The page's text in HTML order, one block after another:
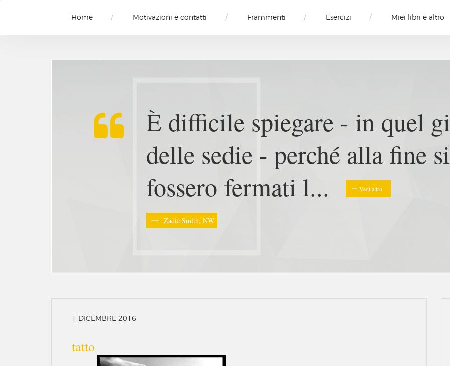
Home Motivazioni e contatti Frammenti Esercizi Miei libri e altro
Ogni disordine è disordine
controllato, trapunto d'intervalli
riservati alla vendita di a...
L'animale morente, Philip Roth
1 DICEMBRE 2016
tatto